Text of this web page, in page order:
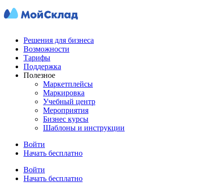
Решения для бизнеса
Возможности
Тарифы
Поддержка
Полезное
Маркетплейсы
Маркировка
Учебный центр
Мероприятия
Бизнес курсы
Шаблоны и инструкции
Войти
Начать бесплатно
Войти
Начать бесплатно